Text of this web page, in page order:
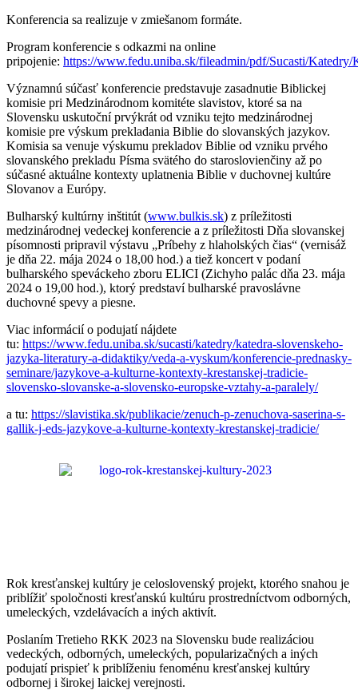
Konferencia sa realizuje v zmiešanom formáte.
Program konferencie s odkazmi na online
pripojenie: https://www.fedu.uniba.sk/fileadmin/pdf/Sucasti/
Významnú súčasť konferencie predstavuje zasadnutie Biblickej
komisie pri Medzinárodnom komitéte slavistov, ktoré sa na
Slovensku uskutoční prvýkrát od vzniku tejto medzinárodnej
komisie pre výskum prekladania Biblie do slovanských jazykov.
Komisia sa venuje výskumu prekladov Biblie od vzniku prvého
slovanského prekladu Písma svätého do staroslovienčiny až po
súčasné aktuálne kontexty uplatnenia Biblie v duchovnej kultúre
Slovanov a Európy.
Bulharský kultúrny inštitút (www.bulkis.sk) z príležitosti
medzinárodnej vedeckej konferencie a z príležitosti Dňa slovanskej
písomnosti pripravil výstavu „Príbehy z hlaholských čias“ (vernisáž
je dňa 22. mája 2024 o 18,00 hod.) a tiež koncert v podaní
bulharského speváckeho zboru ELICI (Zichyho palác dňa 23. mája
2024 o 19,00 hod.), ktorý predstaví bulharské pravoslávne
duchovné spevy a piesne.
Viac informácií o podujatí nájdete
tu: https://www.fedu.uniba.sk/sucasti/katedry/katedra-slovenskeho-
jazyka-literatury-a-didaktiky/veda-a-vyskum/konferencie-prednasky-
seminare/jazykove-a-kulturne-kontexty-krestanskej-tradicie-
slovensko-slovanske-a-slovensko-europske-vztahy-a-paralely/
a tu: https://slavistika.sk/publikacie/zenuch-p-zenuchova-saserina-s-
gallik-j-eds-jazykove-a-kulturne-kontexty-krestanskej-tradicie/
Rok kresťanskej kultúry je celoslovenský projekt, ktorého snahou je
priblížiť spoločnosti kresťanskú kultúru prostredníctvom odborných,
umeleckých, vzdelávacích a iných aktivít.
Poslaním Tretieho RKK 2023 na Slovensku bude realizáciou
vedeckých, odborných, umeleckých, popularizačných a iných
podujatí prispieť k priblíženiu fenoménu kresťanskej kultúry
odbornej i širokej laickej verejnosti.